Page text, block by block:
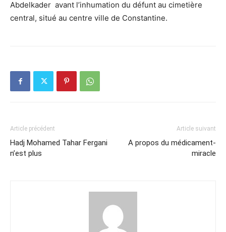
Abdelkader avant l’inhumation du défunt au cimetière
central, situé au centre ville de Constantine.
Article précédent
Hadj Mohamed Tahar Fergani
n’est plus
Article suivant
A propos du médicament-
miracle